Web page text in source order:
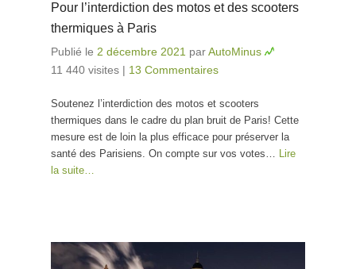
Pour l’interdiction des motos et des scooters
thermiques à Paris
Publié le 2 décembre 2021 parAutoMinus
11 440 visites | 13 Commentaires
Soutenez l’interdiction des motos et scooters
thermiques dans le cadre du plan bruit de Paris! Cette
mesure est de loin la plus efficace pour préserver la
santé des Parisiens. On compte sur vos votes… Lire
la suite…